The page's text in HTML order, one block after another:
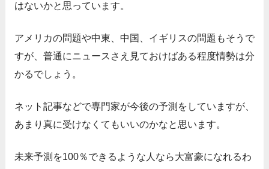
はないかと思っています。
アメリカの問題や中東、中国、イギリスの問題もそうで
すが、普通にニュースさえ見ておけばある程度情勢は分
かるでしょう。
ネット記事などで専門家が今後の予測をしていますが、
あまり真に受けなくてもいいのかなと思います。
未来予測を100％できるような人なら大富豪になれるわ